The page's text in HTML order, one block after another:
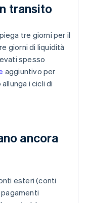
transito
tre giorni per il
giorni di liquidità
spesso
aggiuntivo per
i cicli di
ancora
esteri (conti